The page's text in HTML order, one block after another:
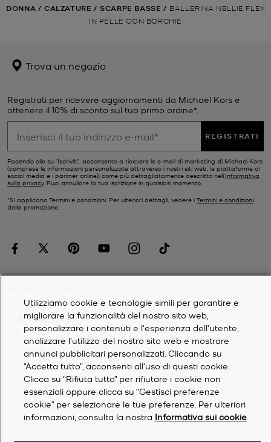
DONNA / CALZATURE / SCARPE BASSE / BALLERINA NELLIE FLEX
IN PELLE CON BORCHIE
Trova un negozio
Registrati per ricevere aggiornamenti da Michael Kors e
ottenere il 10% di sconto sul tuo primo ordine*.
REGISTRATI
Facendo clic su "Iscriviti", acconsento a ricevere le e-mail di marketing di Michael Kors
(comprese le informazioni personalizzate attraverso i nostri siti web, le piattaforme di
social media e i partner online), come più dettagliatamente descritto nell’Informativa
sulla privacy. Puoi annullare la tua iscrizione in qualsiasi momento.
*Si applicano Termini e condizioni. Per ulteriori dettagli, vedere i Termini e condizioni
della promozione.
IL MIO ACCOUNT
SOCIETÀ
Michael Kors
Informativa sulla privacy
Utilizziamo cookie e tecnologie simili per garantire e
migliorare la funzionalità del nostro sito web,
personalizzare i contenuti e l'esperienza dell'utente,
analizzare l'utilizzo del nostro sito web e mostrare
annunci pubblicitari personalizzati. Cliccando su
“Accetta tutto”, acconsenti all'uso di questi cookie.
Clicca su “Rifiuta tutto” per rifiutare i cookie non
essenziali oppure clicca su “Gestisci preferenze
cookie” per selezionare le tue preferenze. Per ulteriori
informazioni, consulta la nostra Informativa sui cookie.